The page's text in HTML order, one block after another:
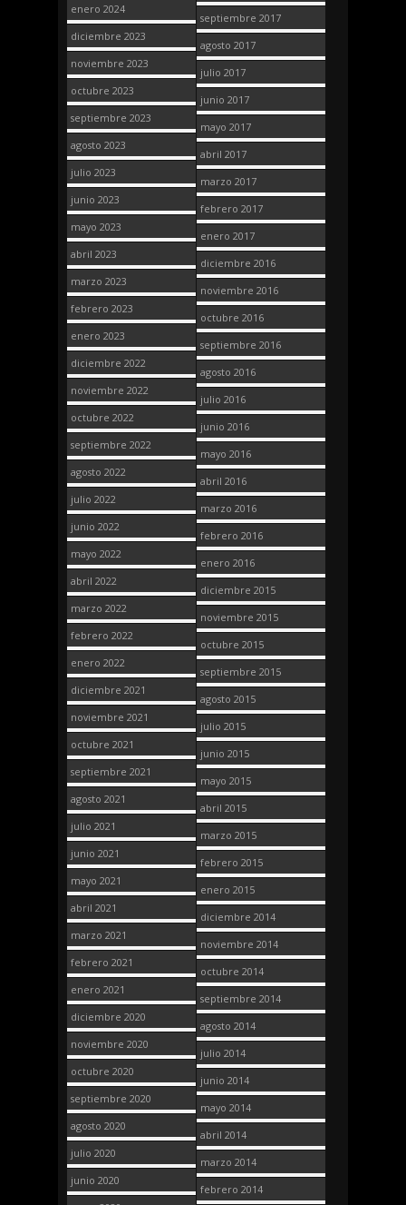
enero 2024
diciembre 2023
noviembre 2023
octubre 2023
septiembre 2023
agosto 2023
julio 2023
junio 2023
mayo 2023
abril 2023
marzo 2023
febrero 2023
enero 2023
diciembre 2022
noviembre 2022
octubre 2022
septiembre 2022
agosto 2022
julio 2022
junio 2022
mayo 2022
abril 2022
marzo 2022
febrero 2022
enero 2022
diciembre 2021
noviembre 2021
octubre 2021
septiembre 2021
agosto 2021
julio 2021
junio 2021
mayo 2021
abril 2021
marzo 2021
febrero 2021
enero 2021
diciembre 2020
noviembre 2020
octubre 2020
septiembre 2020
agosto 2020
julio 2020
junio 2020
septiembre 2017
agosto 2017
julio 2017
junio 2017
mayo 2017
abril 2017
marzo 2017
febrero 2017
enero 2017
diciembre 2016
noviembre 2016
octubre 2016
septiembre 2016
agosto 2016
julio 2016
junio 2016
mayo 2016
abril 2016
marzo 2016
febrero 2016
enero 2016
diciembre 2015
noviembre 2015
octubre 2015
septiembre 2015
agosto 2015
julio 2015
junio 2015
mayo 2015
abril 2015
marzo 2015
febrero 2015
enero 2015
diciembre 2014
noviembre 2014
octubre 2014
septiembre 2014
agosto 2014
julio 2014
junio 2014
mayo 2014
abril 2014
marzo 2014
febrero 2014